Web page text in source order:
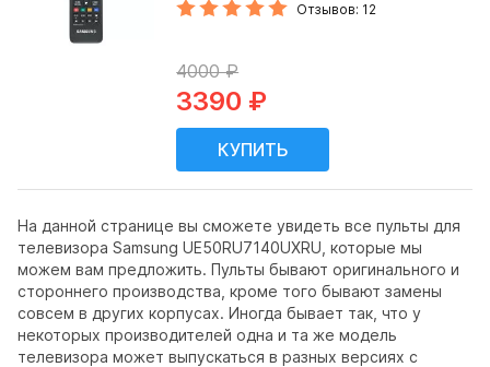
На данной странице вы сможете увидеть все пульты для
телевизора Samsung UE50RU7140UXRU, которые мы
можем вам предложить. Пульты бывают оригинального и
стороннего производства, кроме того бывают замены
совсем в других корпусах. Иногда бывает так, что у
некоторых производителей одна и та же модель
телевизора может выпускаться в разных версиях с
Отзывов: 12
4000 ₽
3390 ₽